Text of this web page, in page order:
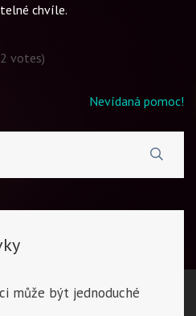
chvíle.
votes)
Nevídaná pomoc!
může být jednoduché